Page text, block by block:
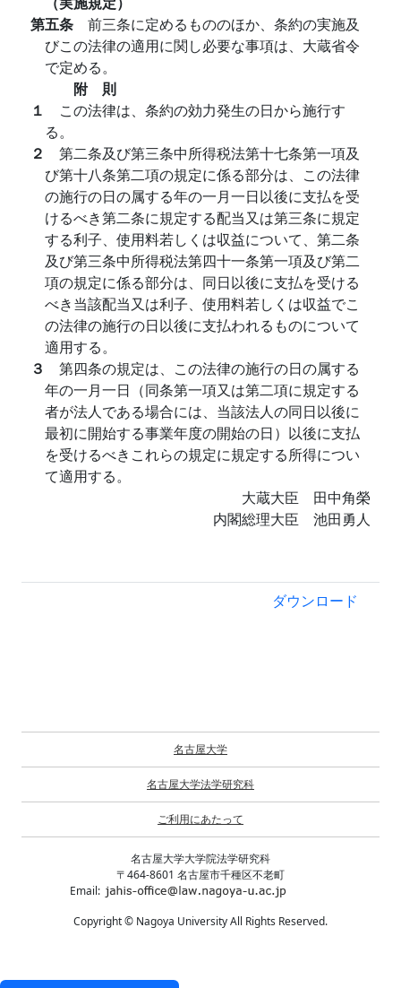
第五条 前三条に定めるもののほか、条約の実施及
びこの法律の適用に関し必要な事項は、大蔵省令
で定める。
附 則
１ この法律は、条約の効力発生の日から施行す
る。
２ 第二条及び第三条中所得税法第十七条第一項及
び第十八条第二項の規定に係る部分は、この法律
の施行の日の属する年の一月一日以後に支払を受
けるべき第二条に規定する配当又は第三条に規定
する利子、使用料若しくは収益について、第二条
及び第三条中所得税法第四十一条第一項及び第二
項の規定に係る部分は、同日以後に支払を受ける
べき当該配当又は利子、使用料若しくは収益でこ
の法律の施行の日以後に支払われるものについて
適用する。
３ 第四条の規定は、この法律の施行の日の属する
年の一月一日（同条第一項又は第二項に規定する
者が法人である場合には、当該法人の同日以後に
最初に開始する事業年度の開始の日）以後に支払
を受けるべきこれらの規定に規定する所得につい
て適用する。
大蔵大臣 田中角榮
内閣総理大臣 池田勇人
ダウンロード
名古屋大学
名古屋大学法学研究科
ご利用にあたって
名古屋大学大学院法学研究科
〒464-8601 名古屋市千種区不老町
Email:
Copyright © Nagoya University All Rights Reserved.